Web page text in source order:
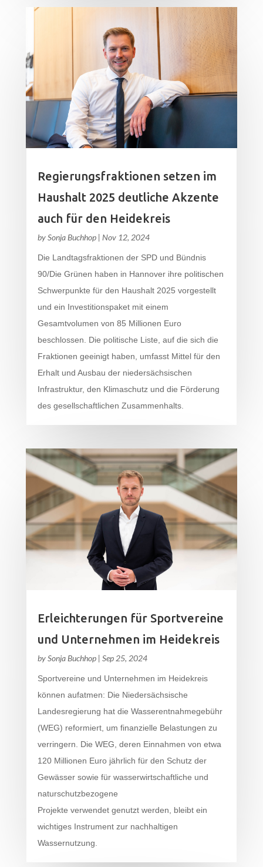
Regierungsfraktionen setzen im
Haushalt 2025 deutliche Akzente
auch für den Heidekreis
bySonja Buchhop| Nov 12, 2024
Die Landtagsfraktionen der SPD und Bündnis
90/Die Grünen haben in Hannover ihre politischen
Schwerpunkte für den Haushalt 2025 vorgestellt
und ein Investitionspaket mit einem
Gesamtvolumen von 85 Millionen Euro
beschlossen. Die politische Liste, auf die sich die
Fraktionen geeinigt haben, umfasst Mittel für den
Erhalt und Ausbau der niedersächsischen
Infrastruktur, den Klimaschutz und die Förderung
des gesellschaftlichen Zusammenhalts.
Erleichterungen für Sportvereine
und Unternehmen im Heidekreis
bySonja Buchhop| Sep 25, 2024
Sportvereine und Unternehmen im Heidekreis
können aufatmen: Die Niedersächsische
Landesregierung hat die Wasserentnahmegebühr
(WEG) reformiert, um finanzielle Belastungen zu
verringern. Die WEG, deren Einnahmen von etwa
120 Millionen Euro jährlich für den Schutz der
Gewässer sowie für wasserwirtschaftliche und
naturschutzbezogene
Projekte verwendet genutzt werden, bleibt ein
wichtiges Instrument zur nachhaltigen
Wassernutzung.